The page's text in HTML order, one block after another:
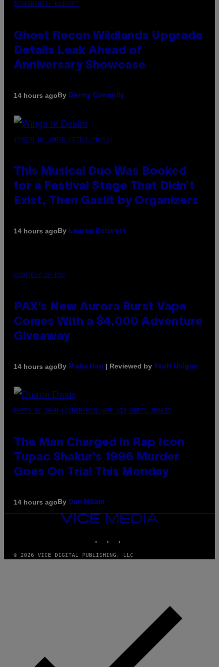
SCREENSHOT: UBISOFT
Ghost Recon Wildlands Upgrade
Details Leak Ahead of
Anniversary Showcase
14 hours agoBy Denny Connolly
(PHOTO BY AMBER LITTLE/PRESS)
This Musical Duo Was Booked
for a Festival Stage That Didn’t
Exist, Then Gaslit by Organizers
14 hours agoBy Lauren Boisvert
COURTESY OF PAX
PAX’s New Aurora Burst Vape
Comes With a $4,000 Adventure
Giveaway
14 hours agoBy Maha Haq | Reviewed by Ysolt Usigan
PHOTO BY JOHN LOCHER/POOL/AFP VIA GETTY IMAGES
The Man Charged in Rap Icon
Tupac Shakur’s 1996 Murder
Goes On Trial This Monday
14 hours agoBy Dan Milam
VICE
MEDIA
© 2026 VICE DIGITAL PUBLISHING, LLC